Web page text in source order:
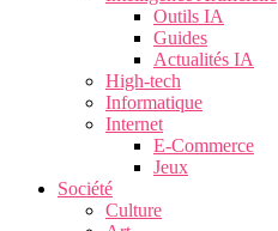
Outils IA
Guides
Actualités IA
High-tech
Informatique
Internet
E-Commerce
Jeux
Société
Culture